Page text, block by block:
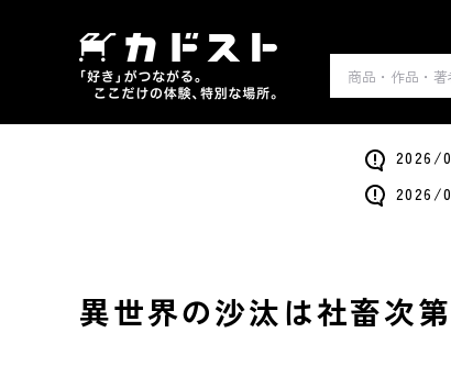
2026/
2026/
異世界の沙汰は社畜次